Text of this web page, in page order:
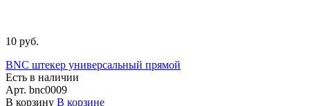
10 руб.
BNC штекер универсальный прямой
Есть в наличии
Арт. bnc0009
В корзину В корзине